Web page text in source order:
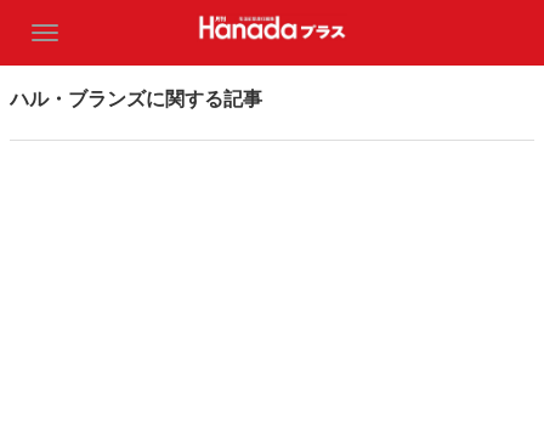
ハル・ブランズに関する記事